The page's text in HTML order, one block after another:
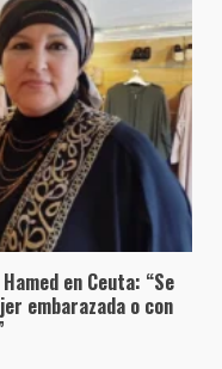
en Ceuta: “Se
embarazada o con